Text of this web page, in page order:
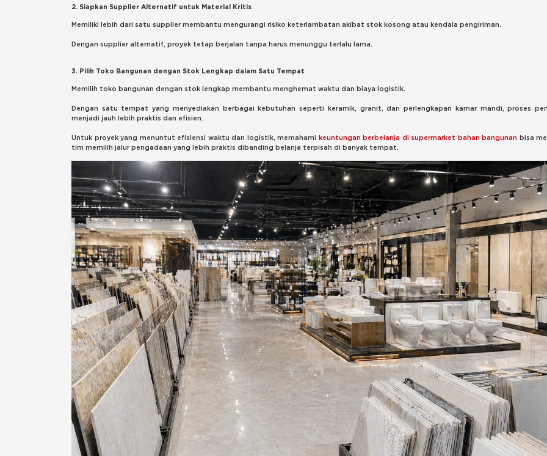
2. Siapkan Supplier Alternatif untuk Material Kritis
Memiliki lebih dari satu supplier membantu mengurangi risiko keterlambatan akibat stok kosong atau kendala pengiriman.
Dengan supplier alternatif, proyek tetap berjalan tanpa harus menunggu terlalu lama.
3. Pilih Toko Bangunan dengan Stok Lengkap dalam Satu Tempat
Memilih toko bangunan dengan stok lengkap membantu menghemat waktu dan biaya logistik.
Dengan satu tempat yang menyediakan berbagai kebutuhan seperti keramik, granit, dan perlengkapan kamar mandi, proses
menjadi jauh lebih praktis dan efisien.
Untuk proyek yang menuntut efisiensi waktu dan logistik, memahami keuntungan berbelanja di supermarket bahan bangunan bisa
tim memilih jalur pengadaan yang lebih praktis dibanding belanja terpisah di banyak tempat.